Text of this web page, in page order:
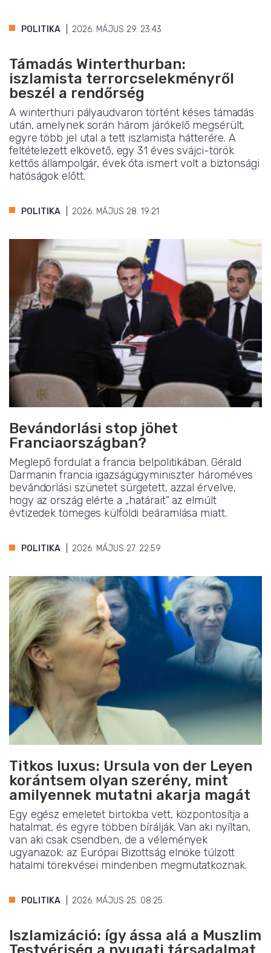
POLITIKA 2026. MÁJUS 29. 23:43
Támadás Winterthurban:
iszlamista terrorcselekményről
beszél a rendőrség
A winterthuri pályaudvaron történt késes támadás
után, amelynek során három járókelő megsérült,
egyre több jel utal a tett iszlamista hátterére. A
feltételezett elkövető, egy 31 éves svájci-török
kettős állampolgár, évek óta ismert volt a biztonsági
hatóságok előtt.
POLITIKA 2026. MÁJUS 28. 19:21
Bevándorlási stop jöhet
Franciaországban?
Meglepő fordulat a francia belpolitikában. Gérald
Darmanin francia igazságügyminiszter hároméves
bevándorlási szünetet sürgetett, azzal érvelve,
hogy az ország elérte a „határait” az elmúlt
évtizedek tömeges külföldi beáramlása miatt.
POLITIKA 2026. MÁJUS 27. 22:59
Titkos luxus: Ursula von der Leyen
korántsem olyan szerény, mint
amilyennek mutatni akarja magát
Egy egész emeletet birtokba vett, központosítja a
hatalmat, és egyre többen bírálják. Van aki nyíltan,
van aki csak csendben, de a vélemények
ugyanazok: az Európai Bizottság elnöke túlzott
hatalmi törekvései mindenben megmutatkoznak.
POLITIKA 2026. MÁJUS 25. 08:25
Iszlamizáció: így ássa alá a Muszlim